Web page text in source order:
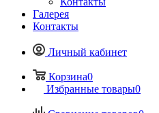
Галерея
Контакты
Личный кабинет
Корзина0
Избранные товары0